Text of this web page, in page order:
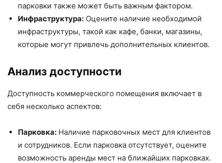
парковки также может быть важным фактором.
Инфраструктура: Оцените наличие необходимой
инфраструктуры, такой как кафе, банки, магазины,
которые могут привлечь дополнительных клиентов.
Анализ доступности
Доступность коммерческого помещения включает в
себя несколько аспектов:
Парковка: Наличие парковочных мест для клиентов
и сотрудников. Если парковка отсутствует, оцените
возможность аренды мест на ближайших парковках.